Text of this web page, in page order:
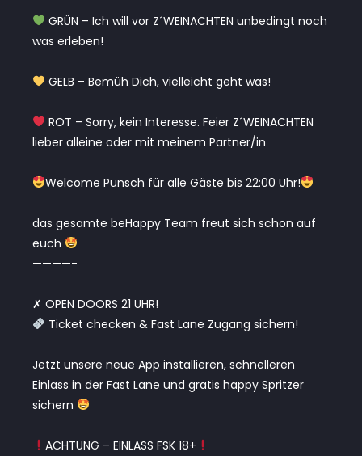
GRÜN – Ich will vor Z´WEINACHTEN unbedingt noch
was erleben!
GELB – Bemüh Dich, vielleicht geht was!
ROT – Sorry, kein Interesse. Feier Z´WEINACHTEN
lieber alleine oder mit meinem Partner/in
Welcome Punsch für alle Gäste bis 22:00 Uhr!
das gesamte beHappy Team freut sich schon auf
euch
————-
✗ OPEN DOORS 21 UHR!
Ticket checken & Fast Lane Zugang sichern!
Jetzt unsere neue App installieren, schnelleren
Einlass in der Fast Lane und gratis happy Spritzer
sichern
ACHTUNG – EINLASS FSK 18+